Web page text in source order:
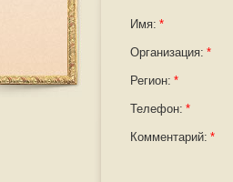
Имя: *
Организация: *
Регион: *
Телефон: *
Комментарий: *